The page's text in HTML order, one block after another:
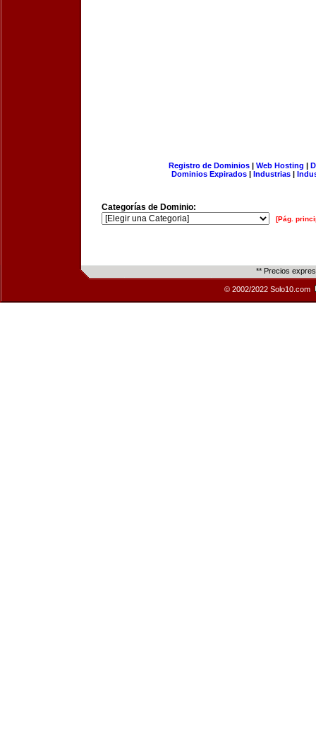
Registro de Dominios| Web Hosting |
Dominios Expirados | Industrias |
Categorías de Dominio:
[Pág.
** Precios
© 2002/2022 Solo10.com